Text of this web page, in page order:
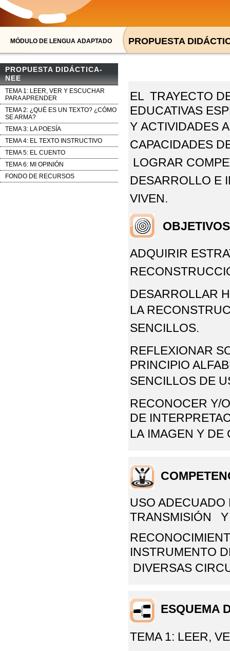
MÓDULO DE LENGUA ADAPTADO
PROPUESTA DIDÁCTICA-
NEE
TEMA 1: LEER, VER Y ESCUCHAR
PARA APRENDER
TEMA 2: ¿QUÉ ES UN TEXTO? ¿CÓMO
SE ARMA?
TEMA 3: LA POESÍA
TEMA 4: EL TEXTO INSTRUCTIVO
TEMA 5: EL CUENTO
TEMA 6: MI OPINIÓN
FONDO DE RECURSOS
PROPUESTA
EL TRAYECTO
EDUCATIVAS
Y ACTIVIDADES
CAPACIDADES
LOGRAR
DESARROLLO E
VIVEN.
ADQUIRIR
DESARROLLAR
LA
SENCILLOS.
REFLEXIONAR
PRINCIPIO
SENCILLOS DE
RECONOCER Y/
DE
LA IMAGEN Y DE
USO ADECUADO
TRANSMISIÓN Y
INSTRUMENTO
DIVERSAS
ESQUEMA
TEMA 1: LEER,